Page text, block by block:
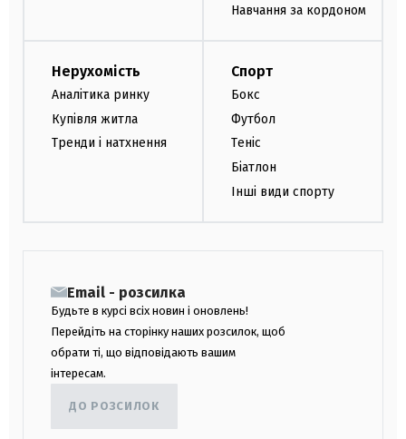
Навчання за кордоном
Нерухомість
Аналітика ринку
Купівля житла
Тренди і натхнення
Спорт
Бокс
Футбол
Теніс
Біатлон
Інші види спорту
Email - розсилка
Будьте в курсі всіх новин і оновлень!
Перейдіть на сторінку наших розсилок, щоб
обрати ті, що відповідають вашим
інтересам.
ДО РОЗСИЛОК